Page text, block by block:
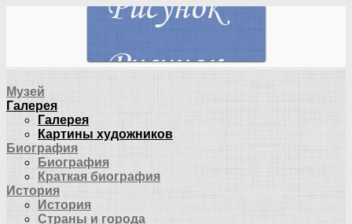
Музей
Галерея
Галерея
Картины художников
Биография
Биография
Краткая биография
История
История
Страны и города